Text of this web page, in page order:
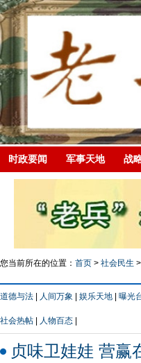
时政要闻 军事天地 战
您当前所在的位置： 首页 > 社会民生 >
道德与法 人间万象 娱乐天地 曝光
社会热帖 人物百态
贞味卫娃娃 营赢